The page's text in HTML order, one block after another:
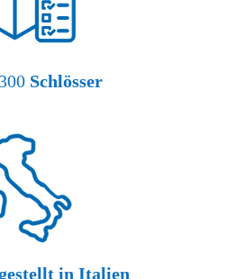
Schlösser
in Italien